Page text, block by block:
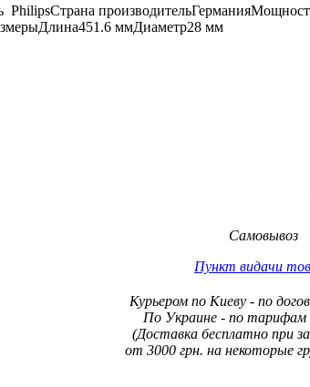
PhilipsСтрана
ммДиаметр28 мм
Самовывоз
Пункт видачи
Курьером по Киеву - по
По Украине - по тарифам
(Доставка бесплатно при
от 3000 грн. на некоторые